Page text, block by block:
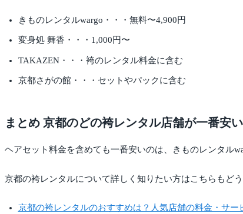
きものレンタルwargo・・・無料〜4,900円
変身処 舞香・・・1,000円〜
TAKAZEN・・・袴のレンタル料金に含む
京都さがの館・・・セットやパックに含む
まとめ 京都のどの袴レンタル店舗が一番安
ヘアセット料金を含めても一番安いのは、きものレンタル
京都の袴レンタルについて詳しく知りたい方はこちらもど
京都の袴レンタルのおすすめは？人気店舗の料金・サー